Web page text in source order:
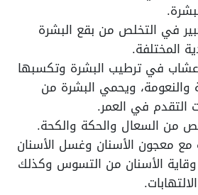
في التخلص من بقع البشرة
المختلفة.
في ترطيب البشرة وتكسبها
والنعومة، ويحمي البشرة من
التقدم في العمر.
من السعال والحكة والكحة.
مع معجون الأسنان وغسل الأسنان
الأسنان من التسوس وكذلك